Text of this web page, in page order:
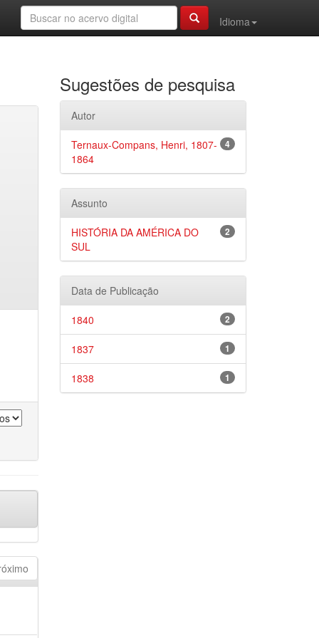
Idioma
Sugestões de pesquisa
Autor
4
Ternaux-Compans, Henri, 1807-
1864
Assunto
2
HISTÓRIA DA AMÉRICA DO
SUL
Data de Publicação
2
1840
1
1837
1
1838